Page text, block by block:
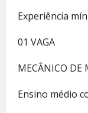
Experiência
01 VAGA
MECÂNICO DE
Ensino médio